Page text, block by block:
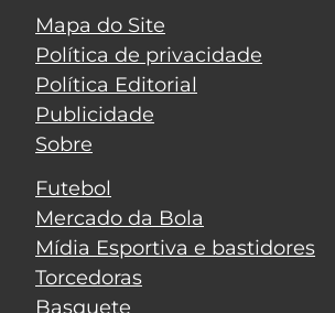
Mapa do Site
Política de privacidade
Política Editorial
Publicidade
Sobre
Futebol
Mercado da Bola
Mídia Esportiva e bastidores
Torcedoras
Basquete